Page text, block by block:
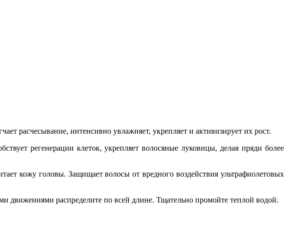
расчесывание, интенсивно увлажняет, укрепляет и активизирует их рост.
регенерации клеток, укрепляет волосяные луковицы, делая пряди более
кожу головы. Защищает волосы от вредного воздействия ультрафиолетовых
распределите по всей длине. Тщательно промойте теплой водой.